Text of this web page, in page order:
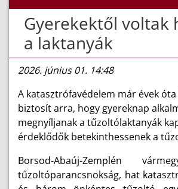
Gyerekektől voltak
a laktanyák
2026. június 01. 14:48
A katasztrófavédelem már évek
biztosít arra, hogy gyereknap
megnyíljanak a tűzoltólaktanyák
érdeklődők betekinthessenek a
Borsod-Abaúj-Zemplén
tűzoltóparancsnokság, hat